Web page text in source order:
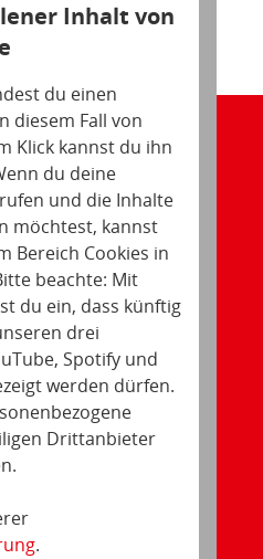
Inhalt von
du einen
diesem Fall von
Klick kannst du ihn
du deine
und die Inhalte
möchtest, kannst
Bereich Cookies in
beachte: Mit
du ein, dass künftig
drei
Spotify und
werden dürfen.
Drittanbieter
.